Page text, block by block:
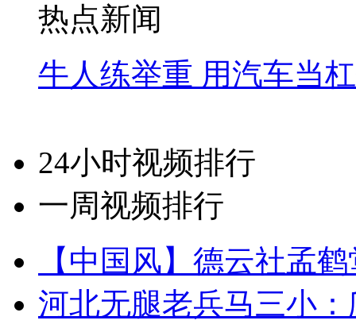
热点新闻
牛人练举重 用汽车当
24小时视频排行
一周视频排行
【中国风】德云社孟
河北无腿老兵马三小